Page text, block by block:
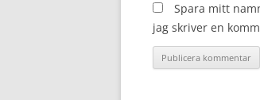
Spara mitt
jag skriver en